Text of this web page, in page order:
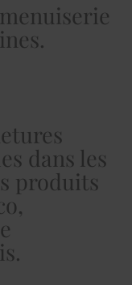
dans les
produits